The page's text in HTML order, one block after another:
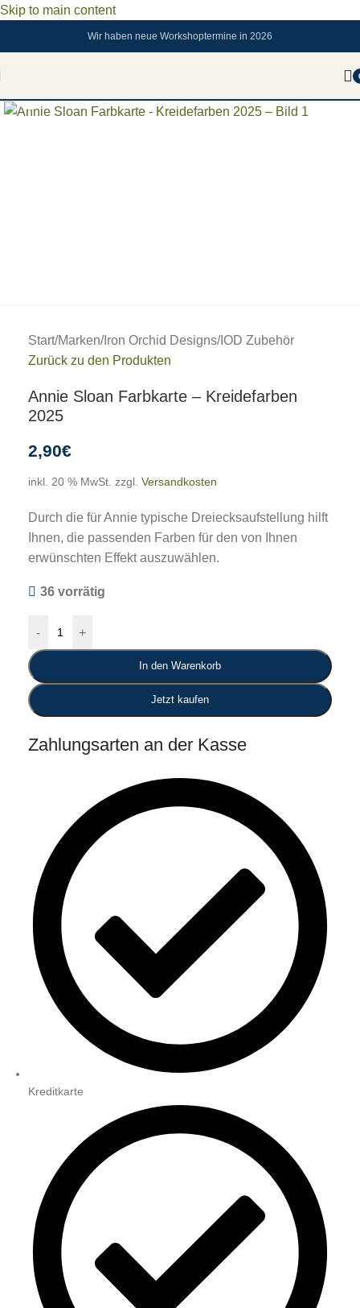
Skip to main content
Wir haben neue Workshoptermine in 2026
Start/Marken/Iron Orchid Designs/IOD Zubehör
Zurück zu den Produkten
Annie Sloan Farbkarte – Kreidefarben
2025
2,90€
inkl. 20 % MwSt. zzgl. Versandkosten
Durch die für Annie typische Dreiecksaufstellung hilft
Ihnen, die passenden Farben für den von Ihnen
erwünschten Effekt auszuwählen.
36 vorrätig
- +
In den Warenkorb
Jetzt kaufen
Zahlungsarten an der Kasse
Kreditkarte